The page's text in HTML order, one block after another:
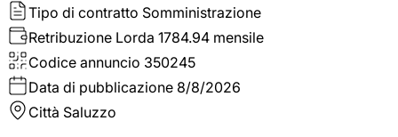
Tipo di contratto Somministrazione
Retribuzione Lorda 1784.94 mensile
Codice annuncio 350245
Data di pubblicazione 8/8/2026
Città Saluzzo